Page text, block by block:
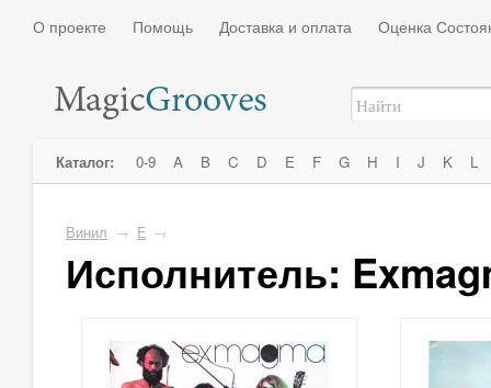
О проекте Помощь Доставка и оплата Оценка
Каталог: 0-9 A B C D E F G H I J K L
Винил → E →
Исполнитель: